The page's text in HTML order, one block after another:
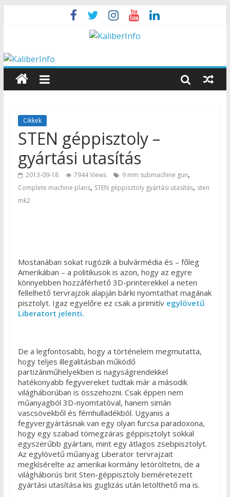
Cikkek
STEN géppisztoly –
gyártási utasítás
2013-09-18 7944 Views 9 mm submachine gun,
Complete machine plans, STEN géppisztoly gyártási utasítás, sten
mk2
Mostanában sokat rugózik a bulvármédia és – főleg
Amerikában – a politikusok is azon, hogy az egyre
könnyebben hozzáférhető 3D-printerekkel a neten
fellelhető tervrajzok alapján bárki nyomtathat magának
pisztolyt. Igaz egyelőre ez csak a primitív egylövetű
Liberatort jelenti.
De a legfontosabb, hogy a történelem megmutatta,
hogy teljes illegalitásban működő
partizánműhelyekben is nagyságrendekkel
hatékonyabb fegyvereket tudtak már a második
világháborúban is összehozni. Csak éppen nem
műanyagból 3D-nyomtatóval, hanem simán
vascsövekből és fémhulladékból. Ugyanis a
fegyvergyártásnak van egy olyan furcsa paradoxona,
hogy egy szabad tömegzáras géppisztolyt sokkal
egyszerűbb gyártani, mint egy átlagos zsebpisztolyt.
Az egylövetű műanyag Liberator tervrajzait
megkísérelte az amerikai kormány letöröltetni, de a
világháborús brit Sten-géppisztoly beméretezett
gyártási utasítása kis guglizás után letölthető ma is.